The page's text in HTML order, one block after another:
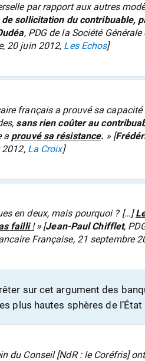
par rapport aux autres
sollicitation du contribuable,
, PDG de la Société
20 juin 2012, Les Echos]
français a prouvé sa capacité
sans rien coûter au
a prouvé sa résistance. » [
2012, La Croix]
en deux, mais pourquoi ? […]
failli!» [Jean-Paul Chifflet,
Française, 21 septembre
sur cet argument des
plus hautes sphères de l’État
du Conseil [NdR : le Coréfris]